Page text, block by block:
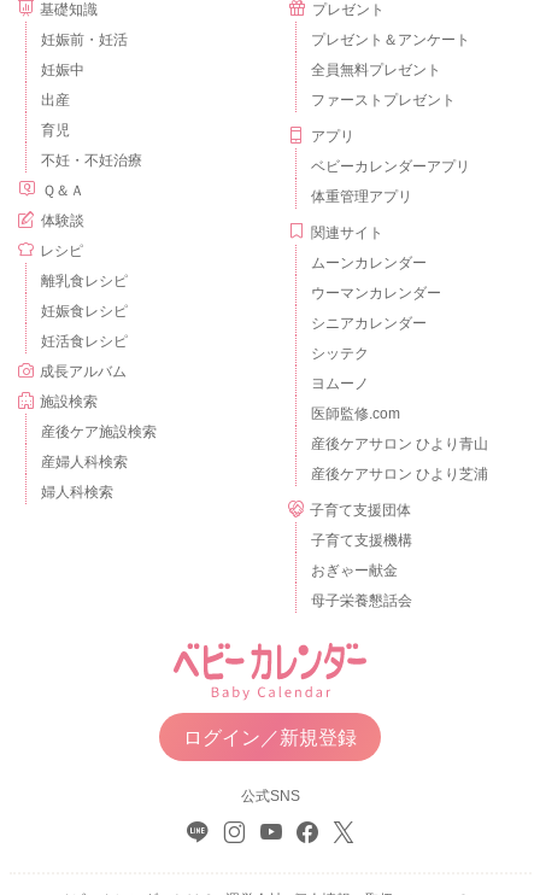
基礎知識
妊娠前・妊活
妊娠中
出産
育児
不妊・不妊治療
Ｑ＆Ａ
体験談
レシピ
離乳食レシピ
妊娠食レシピ
妊活食レシピ
成長アルバム
施設検索
産後ケア施設検索
産婦人科検索
婦人科検索
プレゼント
プレゼント＆アンケート
全員無料プレゼント
ファーストプレゼント
アプリ
ベビーカレンダーアプリ
体重管理アプリ
関連サイト
ムーンカレンダー
ウーマンカレンダー
シニアカレンダー
シッテク
ヨムーノ
医師監修.com
産後ケアサロン ひより青山
産後ケアサロン ひより芝浦
子育て支援団体
子育て支援機構
おぎゃー献金
母子栄養懇話会
ログイン／新規登録
公式SNS